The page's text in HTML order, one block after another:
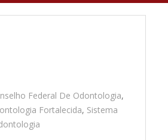
Federal De Odontologia,
Fortalecida, Sistema